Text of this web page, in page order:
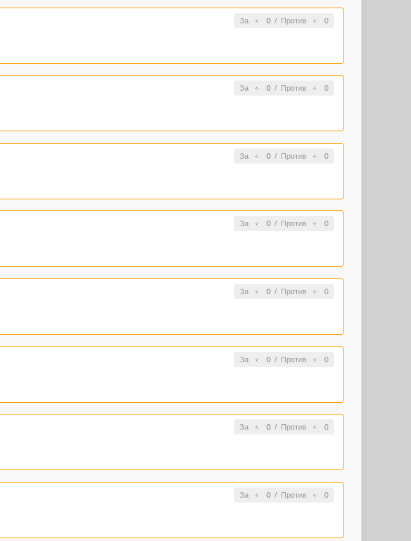
За 0/ Против 0
За 0/ Против 0
За 0/ Против 0
За 0/ Против 0
За 0/ Против 0
За 0/ Против 0
За 0/ Против 0
За 0/ Против 0